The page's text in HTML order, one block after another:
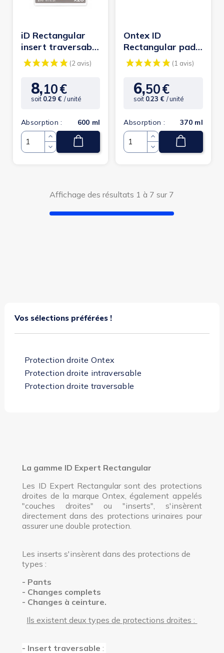
Vos sélections préférées !
Protection droite Ontex
Protection droite intraversable
Protection droite traversable
iD Rectangular
insert traversable
EXTRA 15x47cm -
Couches...
Prix
8,10€
soit 0.29 € / unité
Absorption : 600 ml
Quantité
Ontex ID
Rectangular pad
intraversable
MINI 11x36cm -...
Prix
6,50€
soit 0.23 €/ unité
Absorption : 370 ml
Quantité
Affichage des résultats 1 à 7 sur 7
La gamme ID Expert Rectangular
Les ID Expert Rectangular sont des protections
droites de la marque Ontex, également appelés
"couches droites" ou "inserts", s'insèrent
directement dans des protections urinaires pour
assurer une double protection.
Les inserts s'insèrent dans des protections de
types :
- Pants
- Changes complets
- Changes à ceinture.
Ils existent deux types de protections droites :
- Insert traversable :